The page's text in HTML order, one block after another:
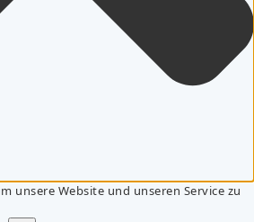
unsere Website und unseren Service zu